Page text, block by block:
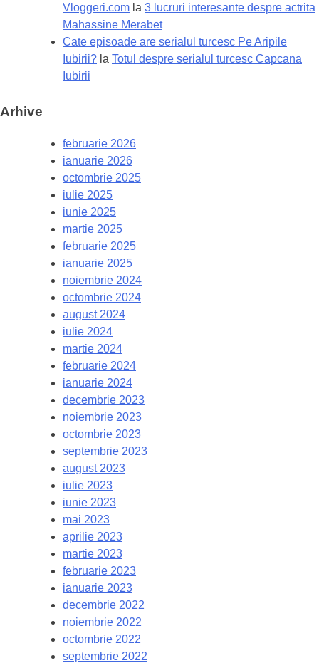
Vloggeri.com la 3 lucruri interesante despre actrita
Mahassine Merabet
Cate episoade are serialul turcesc Pe Aripile
Iubirii? la Totul despre serialul turcesc Capcana
Iubirii
Arhive
februarie 2026
ianuarie 2026
octombrie 2025
iulie 2025
iunie 2025
martie 2025
februarie 2025
ianuarie 2025
noiembrie 2024
octombrie 2024
august 2024
iulie 2024
martie 2024
februarie 2024
ianuarie 2024
decembrie 2023
noiembrie 2023
octombrie 2023
septembrie 2023
august 2023
iulie 2023
iunie 2023
mai 2023
aprilie 2023
martie 2023
februarie 2023
ianuarie 2023
decembrie 2022
noiembrie 2022
octombrie 2022
septembrie 2022